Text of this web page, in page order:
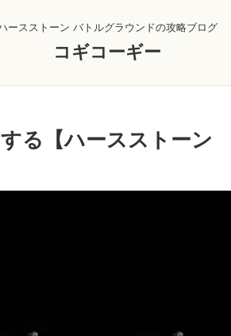
ースストーン バトルグラウンドの攻略ブログ
コギコーギー
る【ハースストーン